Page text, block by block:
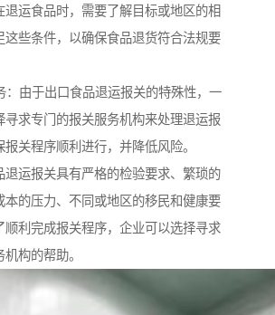
退运食品时，需要了解目标或地区的相
这些条件，以确保食品退货符合法规要
：由于出口食品退运报关的特殊性，一
寻求专门的报关服务机构来处理退运报
关程序顺利进行，并降低风险。
退运报关具有严格的检验要求、繁琐的
本的压力、不同或地区的移民和健康要
顺利完成报关程序，企业可以选择寻求
构的帮助。